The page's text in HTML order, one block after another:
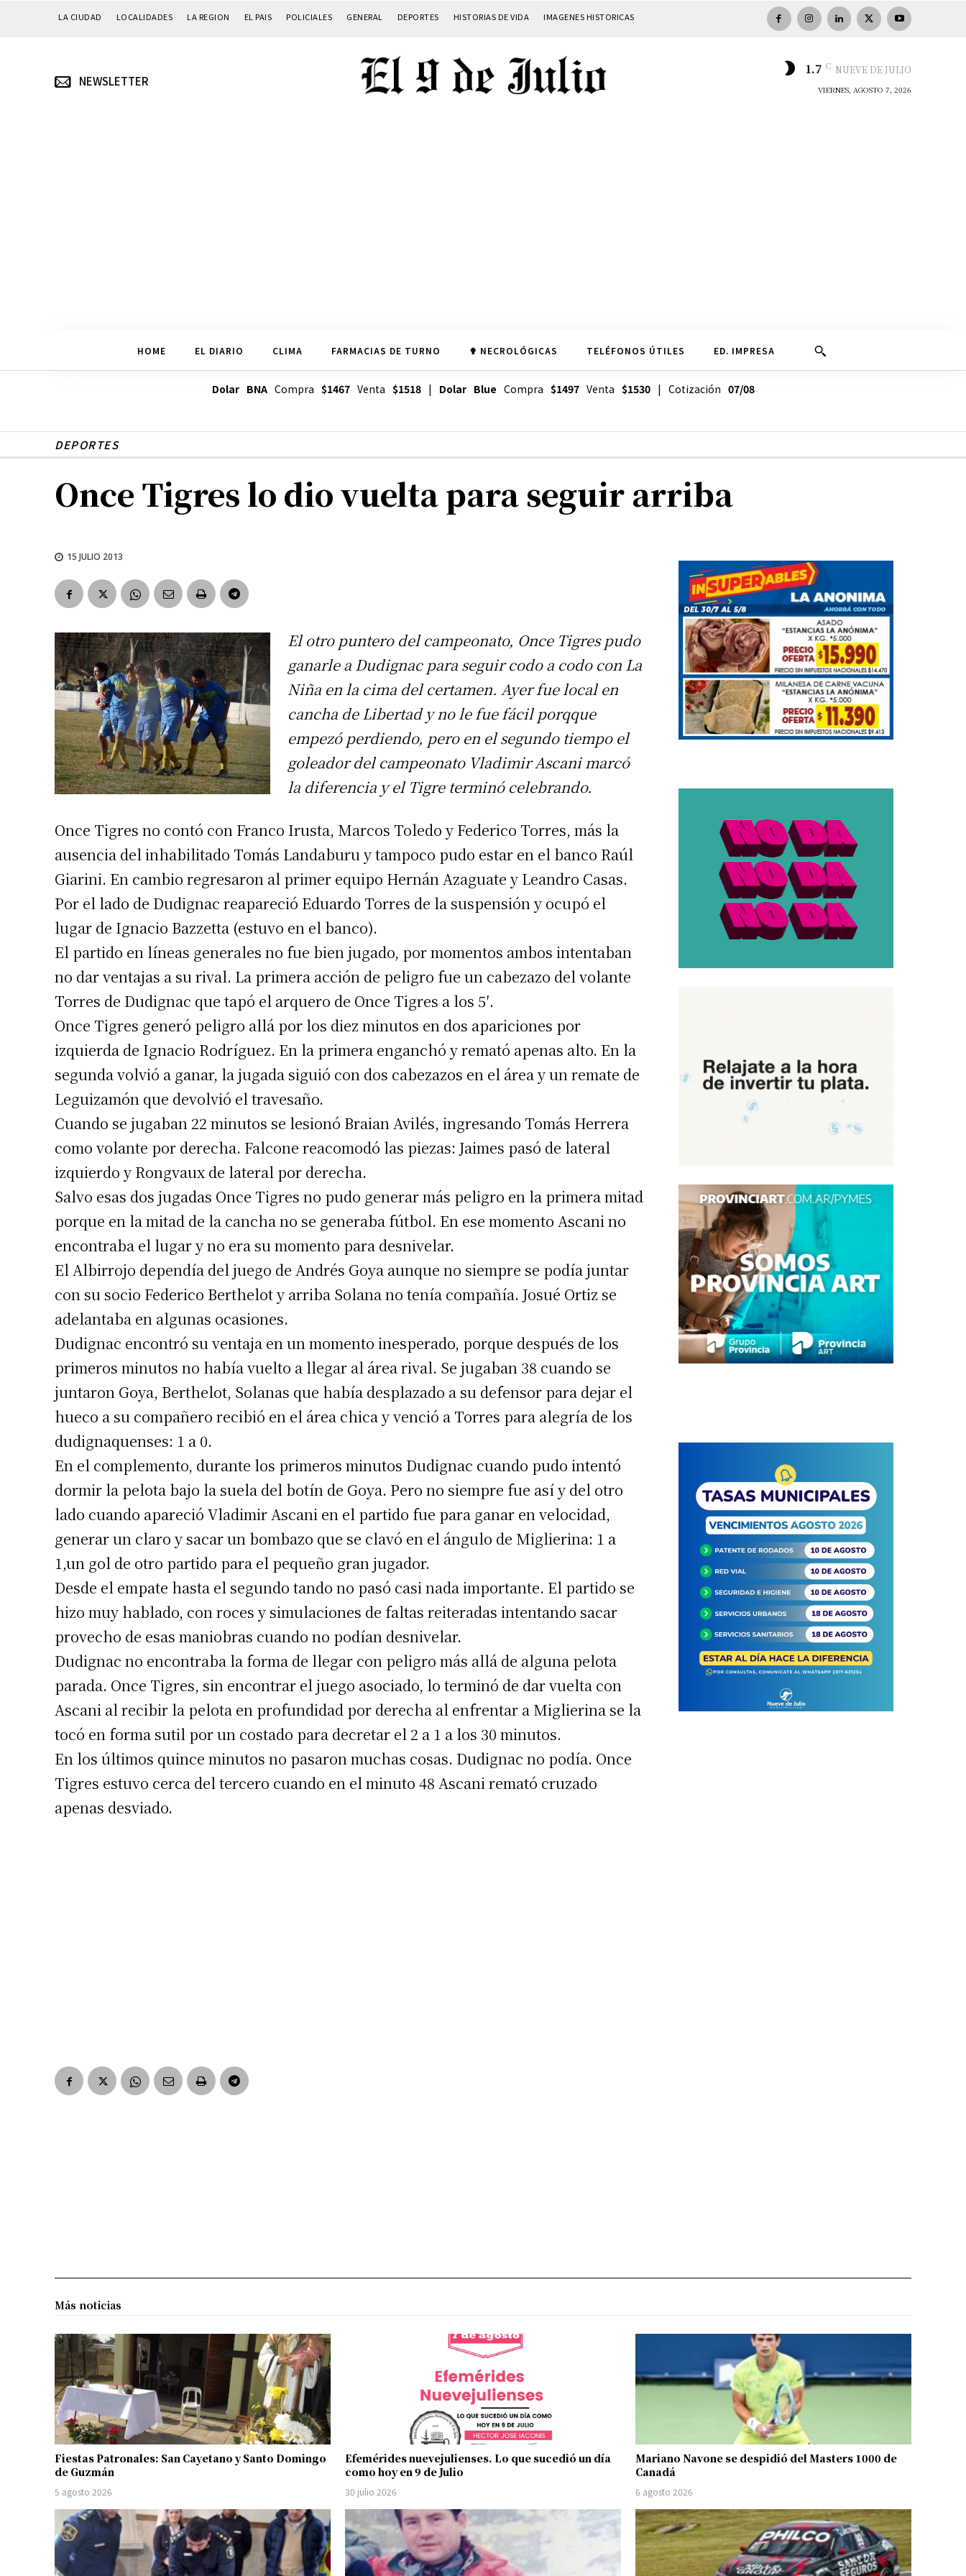
Suscribirme gratis
Dirección de correo electrónico*
Nombre
Número de teléfono
LA CIUDAD LOCALIDADES LA REGION EL PAIS POLICIALES GENERAL DEPORTES HISTORIAS DE VIDA IMAGENES HISTORICAS
NEWSLETTER
1.7 C NUEVE DE JULIO
VIERNES, AGOSTO 7, 2026
HOME EL DIARIO CLIMA FARMACIAS DE TURNO ✟ NECROLÓGICAS TELÉFONOS ÚTILES ED. IMPRESA
Dolar BNACompra $1467Venta $1518| Dolar Blue Compra $1497Venta $1530| Cotización 07/08
DEPORTES
Once Tigres lo dio vuelta para seguir arriba
15 JULIO 2013
El otro puntero del campeonato, Once Tigres pudo
ganarle a Dudignac para seguir codo a codo con La
Niña en la cima del certamen. Ayer fue local en
cancha de Libertad y no le fue fácil porqque
empezó perdiendo, pero en el segundo tiempo el
goleador del campeonato Vladimir Ascani marcó
la diferencia y el Tigre terminó celebrando.
Once Tigres no contó con Franco Irusta, Marcos Toledo y Federico Torres, más la
ausencia del inhabilitado Tomás Landaburu y tampoco pudo estar en el banco Raúl
Giarini. En cambio regresaron al primer equipo Hernán Azaguate y Leandro Casas.
Por el lado de Dudignac reapareció Eduardo Torres de la suspensión y ocupó el
lugar de Ignacio Bazzetta (estuvo en el banco).
El partido en líneas generales no fue bien jugado, por momentos ambos intentaban
no dar ventajas a su rival. La primera acción de peligro fue un cabezazo del volante
Torres de Dudignac que tapó el arquero de Once Tigres a los 5′.
Once Tigres generó peligro allá por los diez minutos en dos apariciones por
izquierda de Ignacio Rodríguez. En la primera enganchó y remató apenas alto. En la
segunda volvió a ganar, la jugada siguió con dos cabezazos en el área y un remate de
Leguizamón que devolvió el travesaño.
Cuando se jugaban 22 minutos se lesionó Braian Avilés, ingresando Tomás Herrera
como volante por derecha. Falcone reacomodó las piezas: Jaimes pasó de lateral
izquierdo y Rongvaux de lateral por derecha.
Salvo esas dos jugadas Once Tigres no pudo generar más peligro en la primera mitad
porque en la mitad de la cancha no se generaba fútbol. En ese momento Ascani no
encontraba el lugar y no era su momento para desnivelar.
El Albirrojo dependía del juego de Andrés Goya aunque no siempre se podía juntar
con su socio Federico Berthelot y arriba Solana no tenía compañía. Josué Ortiz se
adelantaba en algunas ocasiones.
Dudignac encontró su ventaja en un momento inesperado, porque después de los
primeros minutos no había vuelto a llegar al área rival. Se jugaban 38 cuando se
juntaron Goya, Berthelot, Solanas que había desplazado a su defensor para dejar el
hueco a su compañero recibió en el área chica y venció a Torres para alegría de los
dudignaquenses: 1 a 0.
En el complemento, durante los primeros minutos Dudignac cuando pudo intentó
dormir la pelota bajo la suela del botín de Goya. Pero no siempre fue así y del otro
lado cuando apareció Vladimir Ascani en el partido fue para ganar en velocidad,
generar un claro y sacar un bombazo que se clavó en el ángulo de Miglierina: 1 a
1,un gol de otro partido para el pequeño gran jugador.
Desde el empate hasta el segundo tando no pasó casi nada importante. El partido se
hizo muy hablado, con roces y simulaciones de faltas reiteradas intentando sacar
provecho de esas maniobras cuando no podían desnivelar.
Dudignac no encontraba la forma de llegar con peligro más allá de alguna pelota
parada. Once Tigres, sin encontrar el juego asociado, lo terminó de dar vuelta con
Ascani al recibir la pelota en profundidad por derecha al enfrentar a Miglierina se la
tocó en forma sutil por un costado para decretar el 2 a 1 a los 30 minutos.
En los últimos quince minutos no pasaron muchas cosas. Dudignac no podía. Once
Tigres estuvo cerca del tercero cuando en el minuto 48 Ascani remató cruzado
apenas desviado.
Más noticias
Fiestas Patronales: San Cayetano y Santo Domingo
de Guzmán
5 agosto 2026
Efemérides nuevejulienses. Lo que sucedió un día
como hoy en 9 de Julio
30 julio 2026
Mariano Navone se despidió del Masters 1000 de
Canadá
6 agosto 2026